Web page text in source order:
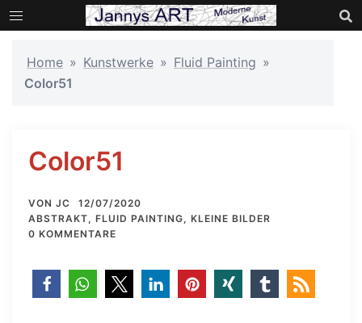
Zum
Inhalt
Home » Kunstwerke » Fluid Painting »
Color51
Color51
VON JC
12/07/2020
ABSTRAKT, FLUID PAINTING, KLEINE BILDER
0 KOMMENTARE